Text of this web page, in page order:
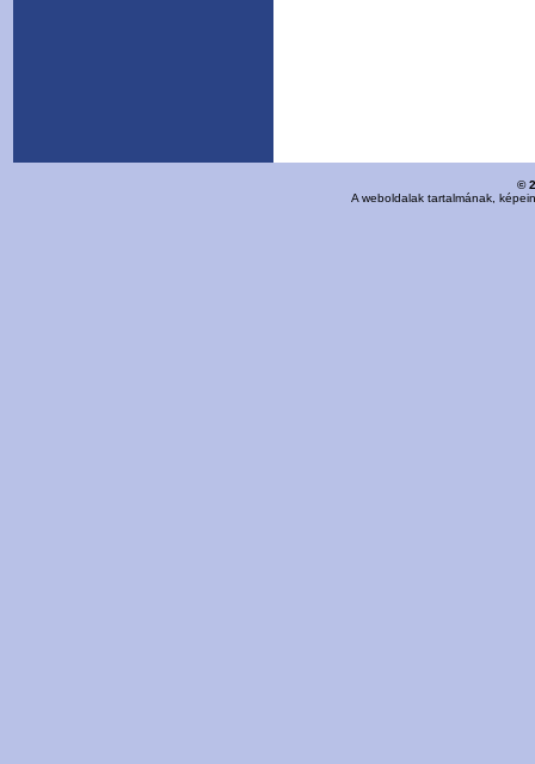
©
A weboldalak tartalmának,